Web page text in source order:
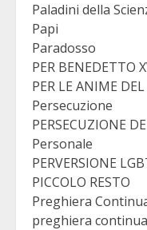
Paladini della
Papi
Paradosso
PER BENEDETTO
PER LE ANIME
Persecuzione
PERSECUZIONE
Personale
PERVERSIONE
PICCOLO RESTO
Preghiera
preghiera continua